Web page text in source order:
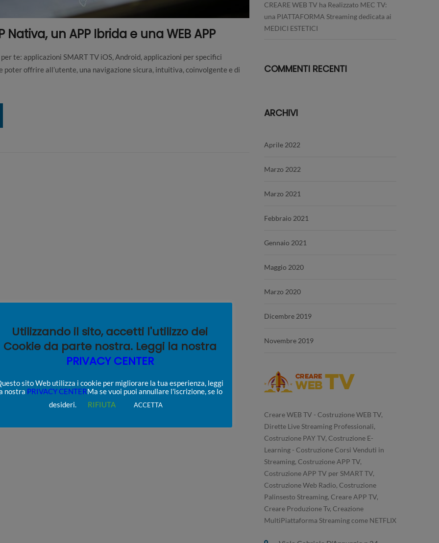
Nativa, un APP Ibrida e una WEB APP
te: applicazioni SMART TV iOS, Android, applicazioni per specifici
poter offrire all’utente, una navigazione sicura, intuitiva, coinvolgente e di
CREARE WEB TV ha Realizzato MEC TV:
una PIATTAFORMA Streaming dedicata ai
MEDICI ESTETICI
COMMENTI RECENTI
ARCHIVI
Aprile 2022
Marzo 2022
Marzo 2021
Febbraio 2021
Gennaio 2021
Maggio 2020
Marzo 2020
Dicembre 2019
Novembre 2019
Creare WEB TV - Costruzione WEB TV,
Dirette Live Streaming Professionali,
Costruzione PAY TV, Costruzione E-
Learning - Costruzione Corsi Venduti in
Streaming, Costruzione APP TV,
Costruzione APP TV per SMART TV,
Costruzione Web Radio, Costruzione
Palinsesto Streaming, Creare APP TV,
Creare Produzione Tv, Creazione
MultiPiattaforma Streaming come NETFLIX
Utilizzando il sito, accetti l'utilizzo dei
Cookie da parte nostra. Leggi la nostra
PRIVACY CENTER
sito Web utilizza i cookie per migliorare la tua esperienza, leggi
nostra PRIVACY CENTERMa se vuoi puoi annullare l'iscrizione, se lo
desideri.
RIFIUTA ACCETTA